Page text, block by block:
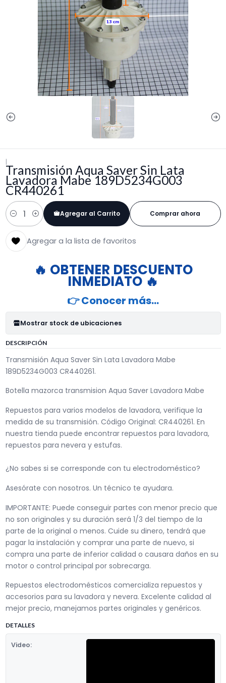
|
Transmisión Aqua Saver Sin Lata
Lavadora Mabe 189D5234G003
CR440261
Cantidad
Agregar al Carrito Comprar ahora
Agregar a la lista de favoritos
🔥 OBTENER DESCUENTO
INMEDIATO 🔥
👉 Conocer más…
Mostrar stock de ubicaciones
DESCRIPCIÓN
Transmisión Aqua Saver Sin Lata Lavadora Mabe
189D5234G003 CR440261.
Botella mazorca transmision Aqua Saver Lavadora Mabe
Repuestos para varios modelos de lavadora, verifique la
medida de su transmisión. Código Original: CR440261. En
nuestra tienda puede encontrar repuestos para lavadora,
repuestos para nevera y estufas.
¿No sabes si se corresponde con tu electrodoméstico?
Asesórate con nosotros. Un técnico te ayudara.
IMPORTANTE: Puede conseguir partes con menor precio que
no son originales y su duración será 1/3 del tiempo de la
parte de la original o menos. Cuide su dinero, tendrá que
pagar la instalación y comprar una parte de nuevo, si
compra una parte de inferior calidad o causara daños en su
motor o control principal por sobrecarga.
Repuestos electrodomésticos comercializa repuestos y
accesorios para su lavadora y nevera. Excelente calidad al
mejor precio, manejamos partes originales y genéricos.
DETALLES
Video: